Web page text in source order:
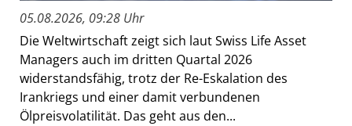
05.08.2026, 09:28 Uhr
Die Weltwirtschaft zeigt sich laut Swiss Life Asset
Managers auch im dritten Quartal 2026
widerstandsfähig, trotz der Re-Eskalation des
Irankriegs und einer damit verbundenen
Ölpreisvolatilität. Das geht aus den...